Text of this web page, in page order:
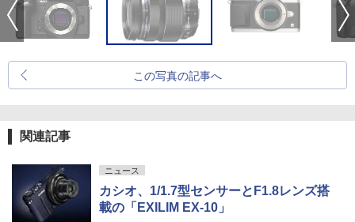
この写真の記事へ
関連記事
ニュース
カシオ、1/1.7型センサーとF1.8レンズ搭
載の「EXILIM EX-10」